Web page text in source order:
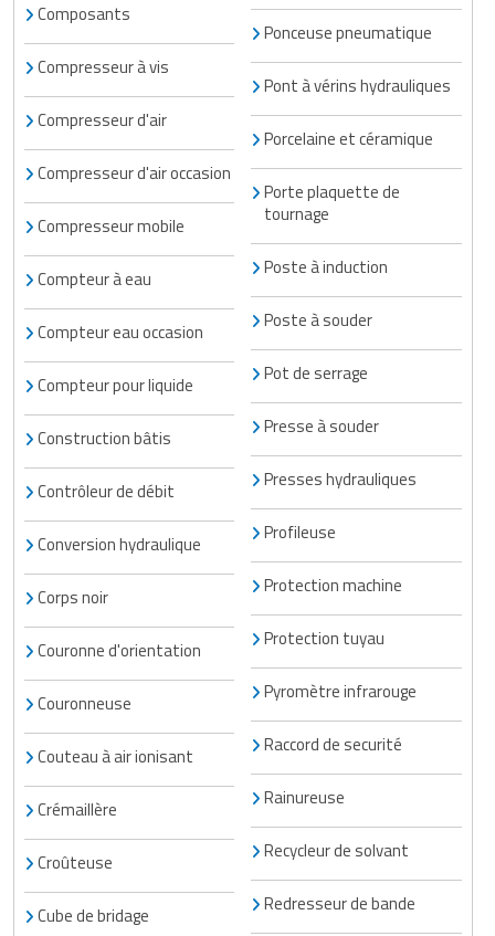
Composants
Compresseur à vis
Compresseur d'air
Compresseur d'air occasion
Compresseur mobile
Compteur à eau
Compteur eau occasion
Compteur pour liquide
Construction bâtis
Contrôleur de débit
Conversion hydraulique
Corps noir
Couronne d'orientation
Couronneuse
Couteau à air ionisant
Crémaillère
Croûteuse
Cube de bridage
Ponceuse pneumatique
Pont à vérins hydrauliques
Porcelaine et céramique
Porte plaquette de
tournage
Poste à induction
Poste à souder
Pot de serrage
Presse à souder
Presses hydrauliques
Profileuse
Protection machine
Protection tuyau
Pyromètre infrarouge
Raccord de securité
Rainureuse
Recycleur de solvant
Redresseur de bande